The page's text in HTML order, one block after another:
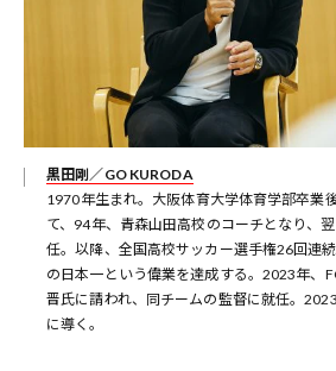
黒田剛／GO KURODA
1970年生まれ。大阪体育大学体育学部卒業
て、94年、青森山田高校のコーチとなり、
任。以降、全国高校サッカー選手権26回連
の日本一という偉業を達成する。2023年、
晋氏に請われ、同チームの監督に就任。
に導く。